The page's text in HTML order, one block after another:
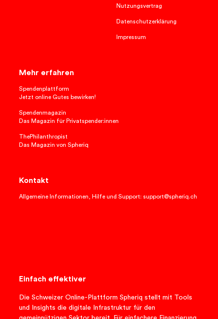
Nutzungsvertrag
Datenschutzerklärung
Impressum
Mehr erfahren
Spendenplattform
Jetzt online Gutes bewirken!
Spendenmagazin
Das Magazin für Privatspender:innen
ThePhilanthropist
Das Magazin von Spheriq
Kontakt
Allgemeine Informationen, Hilfe und Support: support@spheriq.ch
Einfach effektiver
Die Schweizer Online-Plattform Spheriq stellt mit Tools
und Insights die digitale Infrastruktur für den